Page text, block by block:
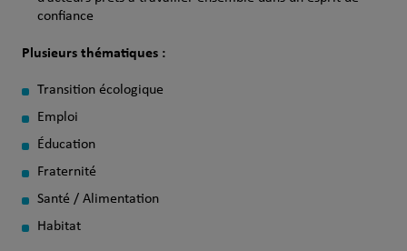
confiance
Plusieurs thématiques :
Transition écologique
Emploi
Éducation
Fraternité
Santé / Alimentation
Habitat